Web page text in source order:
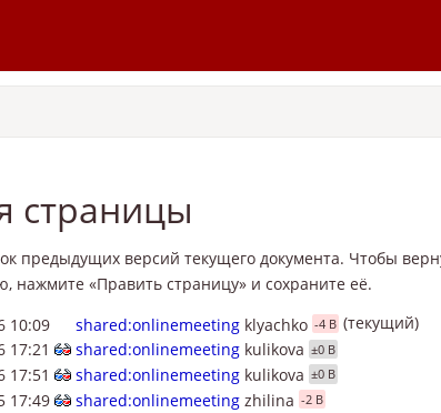
страницы
предыдущих версий текущего документа. Чтобы
нажмите «Править страницу» и сохраните её.
10:09
shared:onlinemeeting klyachko -4 B (текущий)
17:21
shared:onlinemeeting kulikova ±0 B
17:51 shared:onlinemeeting kulikova ±0 B
17:49 shared:onlinemeeting zhilina -2 B